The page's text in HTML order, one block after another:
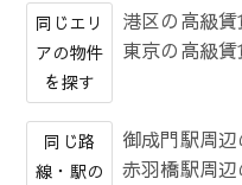
同じエリ
アの物件
を探す
港区の高級
東京の高級
同じ路
線・駅の
御成門駅周
赤羽橋駅周